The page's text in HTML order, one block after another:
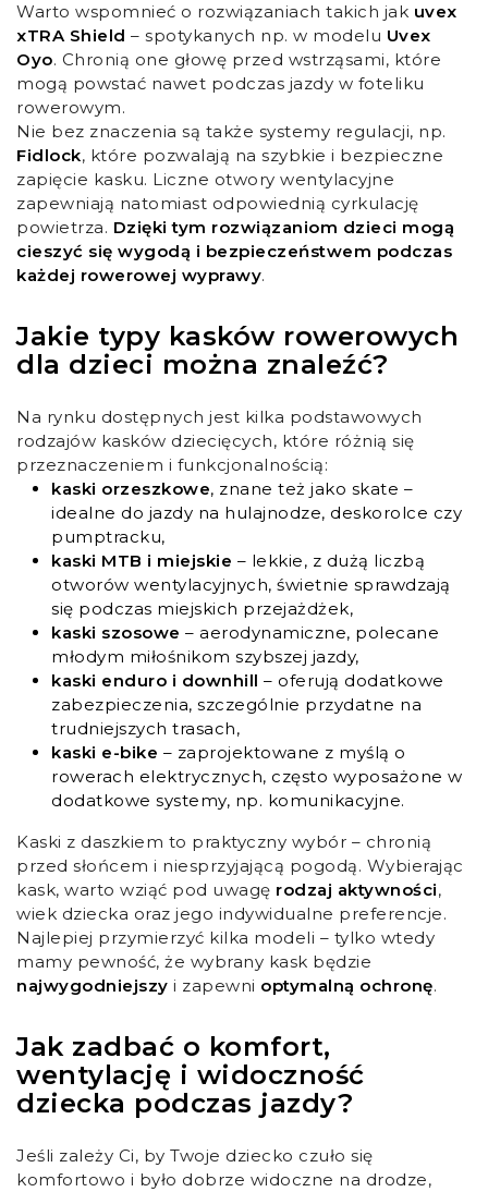
Warto wspomnieć o rozwiązaniach takich jak uvex
xTRA Shield – spotykanych np. w modelu Uvex
Oyo. Chronią one głowę przed wstrząsami, które
mogą powstać nawet podczas jazdy w foteliku
rowerowym.
Nie bez znaczenia są także systemy regulacji, np.
Fidlock, które pozwalają na szybkie i bezpieczne
zapięcie kasku. Liczne otwory wentylacyjne
zapewniają natomiast odpowiednią cyrkulację
powietrza. Dzięki tym rozwiązaniom dzieci mogą
cieszyć się wygodą i bezpieczeństwem podczas
każdej rowerowej wyprawy.
Jakie typy kasków rowerowych
dla dzieci można znaleźć?
Na rynku dostępnych jest kilka podstawowych
rodzajów kasków dziecięcych, które różnią się
przeznaczeniem i funkcjonalnością:
kaski orzeszkowe, znane też jako skate –
idealne do jazdy na hulajnodze, deskorolce czy
pumptracku,
kaski MTB i miejskie – lekkie, z dużą liczbą
otworów wentylacyjnych, świetnie sprawdzają
się podczas miejskich przejażdżek,
kaski szosowe – aerodynamiczne, polecane
młodym miłośnikom szybszej jazdy,
kaski enduro i downhill – oferują dodatkowe
zabezpieczenia, szczególnie przydatne na
trudniejszych trasach,
kaski e-bike – zaprojektowane z myślą o
rowerach elektrycznych, często wyposażone w
dodatkowe systemy, np. komunikacyjne.
Kaski z daszkiem to praktyczny wybór – chronią
przed słońcem i niesprzyjającą pogodą. Wybierając
kask, warto wziąć pod uwagę rodzaj aktywności,
wiek dziecka oraz jego indywidualne preferencje.
Najlepiej przymierzyć kilka modeli – tylko wtedy
mamy pewność, że wybrany kask będzie
najwygodniejszy i zapewni optymalną ochronę.
Jak zadbać o komfort,
wentylację i widoczność
dziecka podczas jazdy?
Jeśli zależy Ci, by Twoje dziecko czuło się
komfortowo i było dobrze widoczne na drodze,